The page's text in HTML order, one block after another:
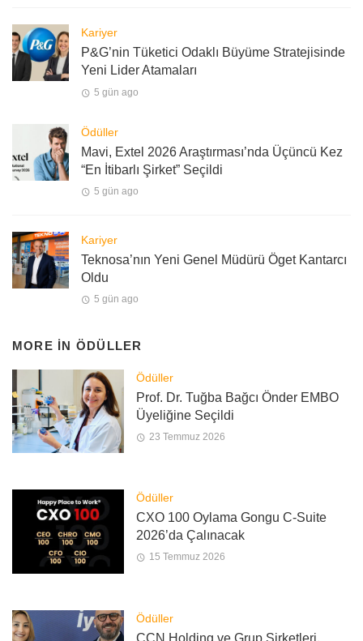
Kariyer
P&G’nin Tüketici Odaklı Büyüme Stratejisinde
Yeni Lider Atamaları
5 gün ago
Ödüller
Mavi, Extel 2026 Araştırması’nda Üçüncü Kez
“En İtibarlı Şirket” Seçildi
5 gün ago
Kariyer
Teknosa’nın Yeni Genel Müdürü Öget Kantarcı
Oldu
5 gün ago
MORE IN ÖDÜLLER
Ödüller
Prof. Dr. Tuğba Bağcı Önder EMBO
Üyeliğine Seçildi
23 Temmuz 2026
Ödüller
CXO 100 Oylama Gongu C-Suite
2026’da Çalınacak
15 Temmuz 2026
Ödüller
CCN Holding ve Grup Şirketleri,